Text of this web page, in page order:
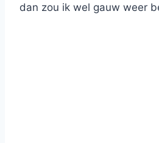
dan zou ik wel gauw weer